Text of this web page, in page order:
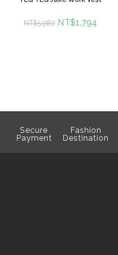
NT$5,980 NT$1,794
Secure
Payment
Fashion
Destination